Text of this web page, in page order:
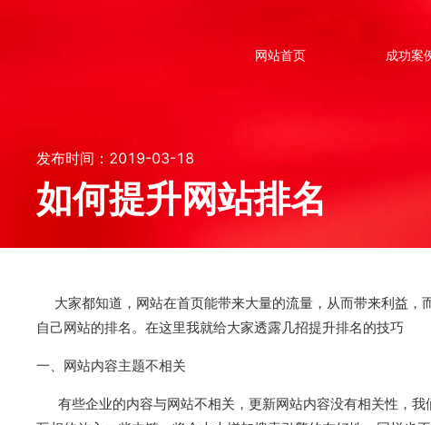
网站首页 成功案
发布时间：2019-03-18
如何提升网站排名
大家都知道，网站在首页能带来大量的流量，从而带来利益，
自己网站的排名。在这里我就给大家透露几招提升排名的技巧
一、网站内容主题不相关
有些企业的内容与网站不相关，更新网站内容没有相关性，我